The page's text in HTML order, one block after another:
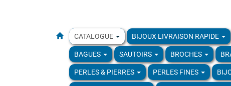
CATALOGUE BIJOUX LIVRAISON RAPIDE
BAGUES SAUTOIRS BROCHES
PERLES & PIERRES PERLES FINES